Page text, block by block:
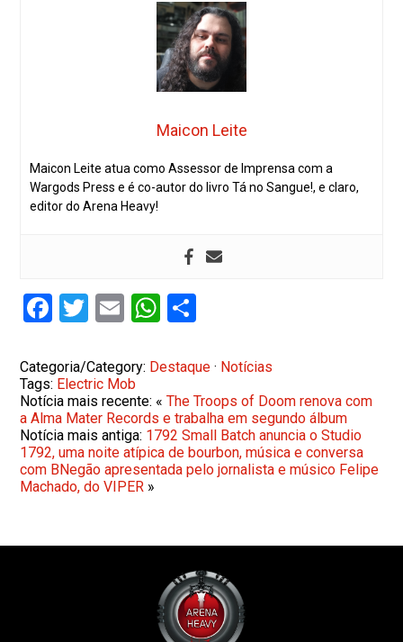
Maicon Leite
Maicon Leite atua como Assessor de Imprensa com a
Wargods Press e é co-autor do livro Tá no Sangue!, e claro,
editor do Arena Heavy!
Facebook
Twitter
EmailWhatsApp
Categoria/Category: Destaque · Notícias
Tags: Electric Mob
Notícia mais recente: «The Troops of Doom renova com
a Alma Mater Records e trabalha em segundo álbum
Notícia mais antiga: 1792 Small Batch anuncia o Studio
1792, uma noite atípica de bourbon, música e conversa
com BNegão apresentada pelo jornalista e músico Felipe
Machado, do VIPER »